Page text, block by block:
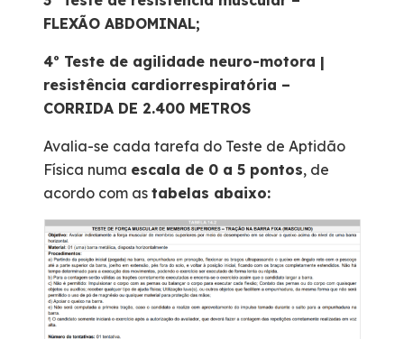
FLEXÃO ABDOMINAL;
4º Teste de agilidade neuro-motora |
resistência cardiorrespiratória –
CORRIDA DE 2.400 METROS
Avalia-se cada tarefa do Teste de Aptidão
Física numa escala de 0 a 5 pontos, de
acordo com as tabelas abaixo: